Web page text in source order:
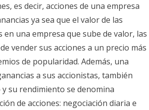
es decir, acciones de una empresa
ya sea que el valor de las
en una empresa que sube de valor, las
vender sus acciones a un precio más
de popularidad. Además, una
a sus accionistas, también
su rendimiento se denomina
de acciones: negociación diaria e